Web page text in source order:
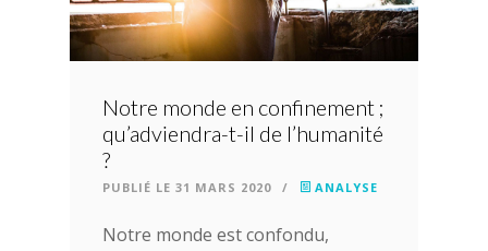
Notre monde en confinement ;
qu’adviendra-t-il de l’humanité
?
PUBLIÉ LE 31 MARS 2020 / ANALYSE
Notre monde est confondu,